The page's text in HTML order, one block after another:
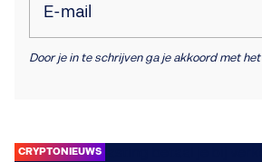
E-mail
Door je in te schrijven ga je akkoord met het
CRYPTONIEUWS